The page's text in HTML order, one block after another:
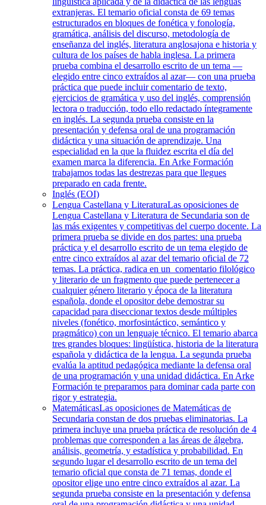
extranjeras. El temario oficial consta de 69 temas
estructurados en bloques de fonética y fonología,
gramática, análisis del discurso, metodología de
enseñanza del inglés, literatura anglosajona e historia y
cultura de los países de habla inglesa. La primera
prueba combina el desarrollo escrito de un tema —
elegido entre cinco extraídos al azar— con una prueba
práctica que puede incluir comentario de texto,
ejercicios de gramática y uso del inglés, comprensión
lectora o traducción, todo ello redactado íntegramente
en inglés. La segunda prueba consiste en la
presentación y defensa oral de una programación
didáctica y una situación de aprendizaje. Una
especialidad en la que la fluidez escrita el día del
examen marca la diferencia. En Arke Formación
trabajamos todas las destrezas para que llegues
preparado en cada frente.
Inglés (EOI)
Lengua Castellana y LiteraturaLas oposiciones de
Lengua Castellana y Literatura de Secundaria son de
las más exigentes y competitivas del cuerpo docente. La
primera prueba se divide en dos partes: una prueba
práctica y el desarrollo escrito de un tema elegido de
entre cinco extraídos al azar del temario oficial de 72
temas. La práctica, radica en un comentario filológico
y literario de un fragmento que puede pertenecer a
cualquier género literario y época de la literatura
española, donde el opositor debe demostrar su
capacidad para diseccionar textos desde múltiples
niveles (fonético, morfosintáctico, semántico y
pragmático) con un lenguaje técnico. El temario abarca
tres grandes bloques: lingüística, historia de la literatura
española y didáctica de la lengua. La segunda prueba
evalúa la aptitud pedagógica mediante la defensa oral
de una programación y una unidad didáctica. En Arke
Formación te preparamos para dominar cada parte con
rigor y estrategia.
MatemáticasLas oposiciones de Matemáticas de
Secundaria constan de dos pruebas eliminatorias. La
primera incluye una prueba práctica de resolución de 4
problemas que corresponden a las áreas de álgebra,
análisis, geometría, y estadística y probabilidad. En
segundo lugar el desarrollo escrito de un tema del
temario oficial que consta de 71 temas, donde el
opositor elige uno entre cinco extraídos al azar. La
segunda prueba consiste en la presentación y defensa